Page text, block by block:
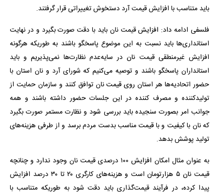
باید متناسب با افزایش قیمت آرد دستخوش تغییراتی قرار گرفتند.
فلسفی ادامه داد: افزایش قیمت نان باید با دقت صورت بگیرد و در نهایت
استانداری‌ها باید نسبت به این موضوع پاسخگو باشند به طوریکه هرگونه
افزایش غیرمنطقی قیمت نان در سایه‌عدم نظارت‌ها نمی‌پذیریم و باید
استانداران پاسخگو باشند و توصیه می‌کنیم که شورای آرد و نان استان با
حضور اتحادیه‌ها هر استان روی قیمت نان توافق کنند و سازمان حمایت از
تولیدکننده و مصرف کننده در این جلسات حضور داشته باشند و همه
جوانب امر بصورت سنجیده باید بررسی شود و نظارت مستمر صورت بگیرد
که نان با کیفیت و با قیمت مناسب بدست مردم برسد و از طرفی هزینه‌های
تولید پوشش بدهد.
به عنوان مثال امکان افزایش ۱۰۰ درصدی قیمت نان وجود ندارد و چنانچه
قیمت نان ۵ هزارتومان است و هزینه‌های کارگری ۲۰ تا ۳۰ درصد افزایش
پیدا کرده، در فرآیند قیمت‌گذاری باید دقت شود به طوریکه متناسب با